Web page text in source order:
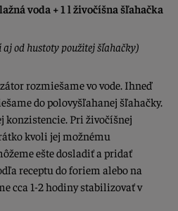
voda + 1 l živočíšna šľahačka
od hustoty použitej šľahačky)
rozmiešame vo vode. Ihneď
do polovyšľahanej šľahačky.
konzistencie. Pri živočíšnej
kvoli jej možnému
ešte dosladiť a pridať
receptu do foriem alebo na
cca 1-2 hodiny stabilizovať v